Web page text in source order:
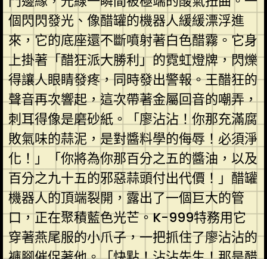
個閃閃發光、像醋罐的機器人緩緩漂浮進
來，它的底座還不斷噴射著白色醋霧。它身
上掛著「醋狂派大勝利」的霓虹燈牌，閃爍
得讓人眼睛發疼，同時發出警報。王醋狂的
聲音再次響起，這次帶著金屬回音的嘲弄，
刺耳得像是磨砂紙。「廖沾沾！你那充滿腐
敗氣味的蒜泥，是對醬料學的侮辱！必須淨
化！」「你將為你那百分之五的醬油，以及
百分之九十五的邪惡蒜頭付出代價！」醋罐
機器人的頂端裂開，露出了一個巨大的管
口，正在聚積藍色光芒。K-999特務用它
穿著燕尾服的小爪子，一把抓住了廖沾沾的